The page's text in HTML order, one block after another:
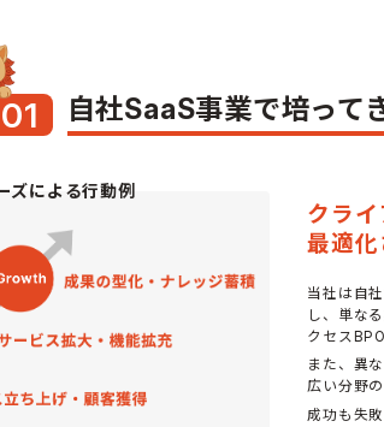
01 自社SaaS事業で培って
ズによる行動例
クラ
最適
当社は自
し、単な
クセス
また、異
広い分野
成功も失